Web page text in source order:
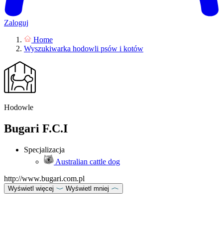
Zaloguj
Home
Wyszukiwarka hodowli psów i kotów
Hodowle
Bugari F.C.I
Specjalizacja
Australian cattle dog
http://www.bugari.com.pl
Wyświetl więcej Wyświetl mniej